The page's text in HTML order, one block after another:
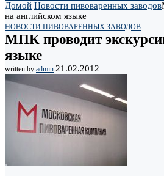
Домой Новости пивоваренных заводов
на английском языке
НОВОСТИ ПИВОВАРЕННЫХ ЗАВОДОВ
МПК проводит
языке
written by admin 21.02.2012